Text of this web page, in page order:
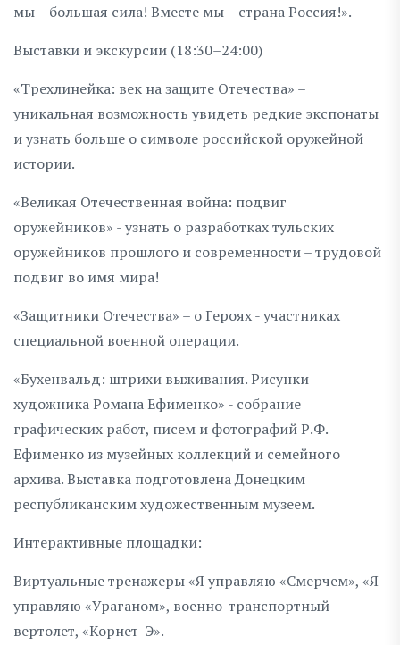
мы – большая сила! Вместе мы – страна Россия!».
Выставки и экскурсии (18:30–24:00)
«Трехлинейка: век на защите Отечества» –
уникальная возможность увидеть редкие экспонаты
и узнать больше о символе российской оружейной
истории.
«Великая Отечественная война: подвиг
оружейников» - узнать о разработках тульских
оружейников прошлого и современности – трудовой
подвиг во имя мира!
«Защитники Отечества» – о Героях - участниках
специальной военной операции.
«Бухенвальд: штрихи выживания. Рисунки
художника Романа Ефименко» - собрание
графических работ, писем и фотографий Р.Ф.
Ефименко из музейных коллекций и семейного
архива. Выставка подготовлена Донецким
республиканским художественным музеем.
Интерактивные площадки:
Виртуальные тренажеры «Я управляю «Смерчем», «Я
управляю «Ураганом», военно-транспортный
вертолет, «Корнет-Э».